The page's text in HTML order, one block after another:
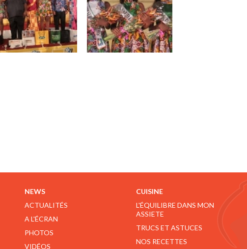
NEWS
ACTUALITÉS
A L'ÉCRAN
PHOTOS
VIDÉOS
CUISINE
L'ÉQUILIBRE DANS MON
ASSIETE
TRUCS ET ASTUCES
NOS RECETTES